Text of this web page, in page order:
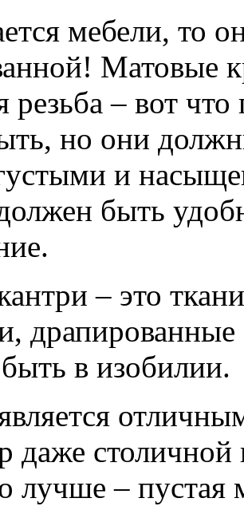
мебели, то
Матовые
резьба – вот
но они
и
быть
– это
драпированные
в изобилии.
даже столичной
лучше – пустая